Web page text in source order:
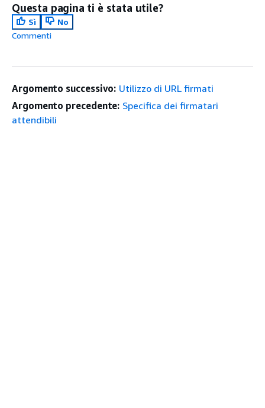
Questa pagina ti è stata utile?
Sì
No
Commenti
Argomento successivo: Utilizzo di URL firmati
Argomento precedente: Specifica dei firmatari
attendibili